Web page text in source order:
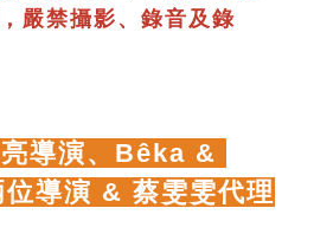
嚴禁攝影、錄音及錄
導演、 Bêka &
導演 & 蔡雯雯代理